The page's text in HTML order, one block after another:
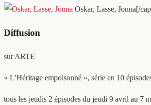
Oskar, Lasse, Jonna[/
Diffusion
sur ARTE
« L’Héritage empoisonné », série en 10
tous les jeudis 2 épisodes du jeudi 9 avril au 7